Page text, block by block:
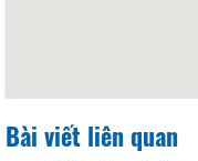
Bài viết liên quan